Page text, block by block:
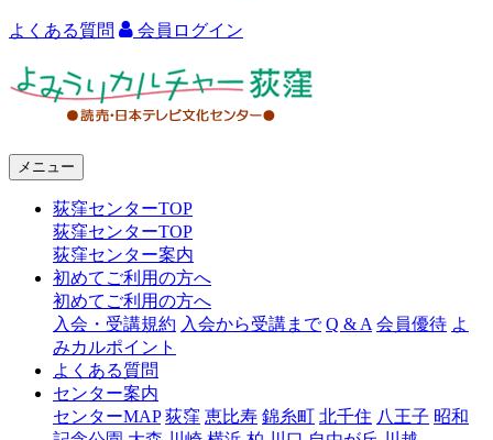
よくある質問 会員ログイン
ャ
窪
メニュー
荻窪センターTOP
荻窪センターTOP
荻窪センター案内
初めてご利用の方へ
初めてご利用の方へ
入会・受講規約 入会から受講まで Q & A 会員優待 よ
みカルポイント
よくある質問
センター案内
センターMAP 荻窪 恵比寿 錦糸町 北千住 八王子 昭和